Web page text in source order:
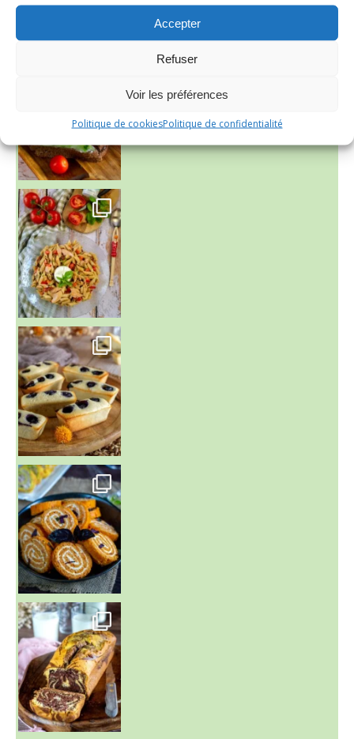
Accepter
Refuser
Voir les préférences
Politique de cookiesPolitique de confidentialité
~ SALADE DE PÂTES AUX DEUX TOMATES THON ET BURRA
~ FINANCIERS MYRTILLES ET CITRON ~
Aujourd'hu